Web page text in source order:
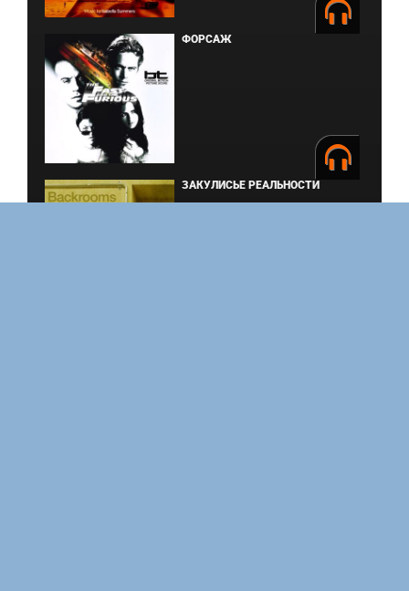
ФОРСАЖ
ЗАКУЛИСЬЕ РЕАЛЬНОСТИ